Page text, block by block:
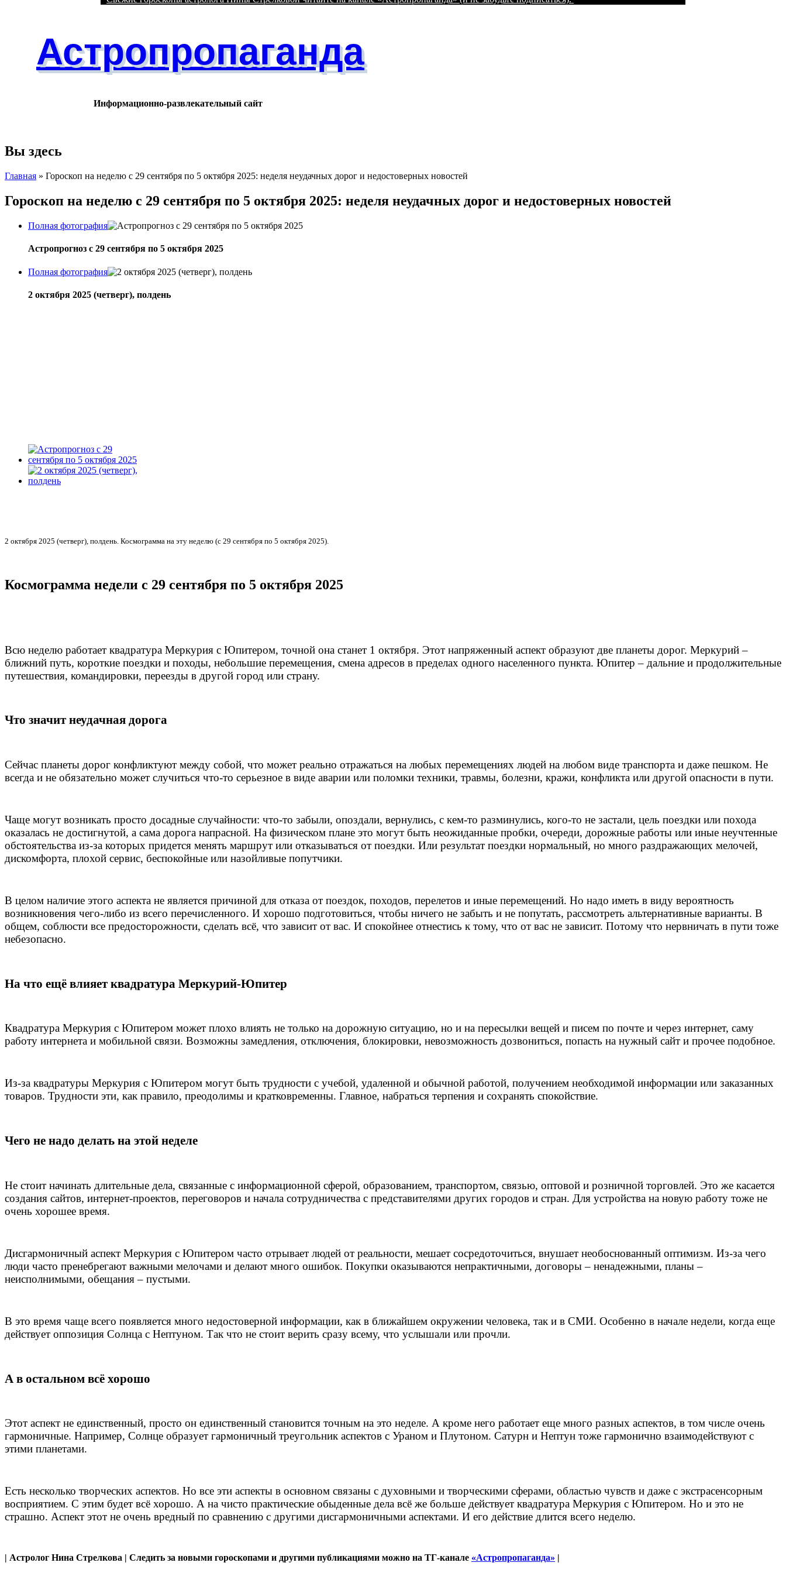
Астропропаганда
Информационно-развлекательный сайт
Вы здесь
Главная » Гороскоп на неделю с 29 сентября по 5 октября 2025: неделя неудачных дорог и недостоверных новостей
Гороскоп на неделю с 29 сентября по 5 октября 2025: неделя неудачных дорог и недостоверных новостей
Полная фотография
Астропрогноз с 29 сентября по 5 октября 2025
Полная фотография
2 октября 2025 (четверг), полдень
2 октября 2025 (четверг), полдень. Космограмма на эту неделю (с 29 сентября по 5 октября 2025).
Космограмма недели с 29 сентября по 5 октября 2025
Всю неделю работает квадратура Меркурия с Юпитером, точной она станет 1 октября. Этот напряженный аспект образуют две планеты дорог. Меркурий –
ближний путь, короткие поездки и походы, небольшие перемещения, смена адресов в пределах одного населенного пункта. Юпитер – дальние и продолжительные
путешествия, командировки, переезды в другой город или страну.
Что значит неудачная дорога
Сейчас планеты дорог конфликтуют между собой, что может реально отражаться на любых перемещениях людей на любом виде транспорта и даже пешком. Не
всегда и не обязательно может случиться что-то серьезное в виде аварии или поломки техники, травмы, болезни, кражи, конфликта или другой опасности в пути.
Чаще могут возникать просто досадные случайности: что-то забыли, опоздали, вернулись, с кем-то разминулись, кого-то не застали, цель поездки или похода
оказалась не достигнутой, а сама дорога напрасной. На физическом плане это могут быть неожиданные пробки, очереди, дорожные работы или иные неучтенные
обстоятельства из-за которых придется менять маршрут или отказываться от поездки. Или результат поездки нормальный, но много раздражающих мелочей,
дискомфорта, плохой сервис, беспокойные или назойливые попутчики.
В целом наличие этого аспекта не является причиной для отказа от поездок, походов, перелетов и иные перемещений. Но надо иметь в виду вероятность
возникновения чего-либо из всего перечисленного. И хорошо подготовиться, чтобы ничего не забыть и не попутать, рассмотреть альтернативные варианты. В
общем, соблюсти все предосторожности, сделать всё, что зависит от вас. И спокойнее отнестись к тому, что от вас не зависит. Потому что нервничать в пути тоже
небезопасно.
На что ещё влияет квадратура Меркурий-Юпитер
Квадратура Меркурия с Юпитером может плохо влиять не только на дорожную ситуацию, но и на пересылки вещей и писем по почте и через интернет, саму
работу интернета и мобильной связи. Возможны замедления, отключения, блокировки, невозможность дозвониться, попасть на нужный сайт и прочее подобное.
Из-за квадратуры Меркурия с Юпитером могут быть трудности с учебой, удаленной и обычной работой, получением необходимой информации или заказанных
товаров. Трудности эти, как правило, преодолимы и кратковременны. Главное, набраться терпения и сохранять спокойствие.
Чего не надо делать на этой неделе
Не стоит начинать длительные дела, связанные с информационной сферой, образованием, транспортом, связью, оптовой и розничной торговлей. Это же касается
создания сайтов, интернет-проектов, переговоров и начала сотрудничества с представителями других городов и стран. Для устройства на новую работу тоже не
очень хорошее время.
Дисгармоничный аспект Меркурия с Юпитером часто отрывает людей от реальности, мешает сосредоточиться, внушает необоснованный оптимизм. Из-за чего
люди часто пренебрегают важными мелочами и делают много ошибок. Покупки оказываются непрактичными, договоры – ненадежными, планы –
неисполнимыми, обещания – пустыми.
В это время чаще всего появляется много недостоверной информации, как в ближайшем окружении человека, так и в СМИ. Особенно в начале недели, когда еще
действует оппозиция Солнца с Нептуном. Так что не стоит верить сразу всему, что услышали или прочли.
А в остальном всё хорошо
Этот аспект не единственный, просто он единственный становится точным на это неделе. А кроме него работает еще много разных аспектов, в том числе очень
гармоничные. Например, Солнце образует гармоничный треугольник аспектов с Ураном и Плутоном. Сатурн и Нептун тоже гармонично взаимодействуют с
этими планетами.
Есть несколько творческих аспектов. Но все эти аспекты в основном связаны с духовными и творческими сферами, областью чувств и даже с экстрасенсорным
восприятием. С этим будет всё хорошо. А на чисто практические обыденные дела всё же больше действует квадратура Меркурия с Юпитером. Но и это не
страшно. Аспект этот не очень вредный по сравнению с другими дисгармоничными аспектами. И его действие длится всего неделю.
| Астролог Нина Стрелкова | Следить за новыми гороскопами и другими публикациями можно на ТГ-канале «Астропропаганда» |